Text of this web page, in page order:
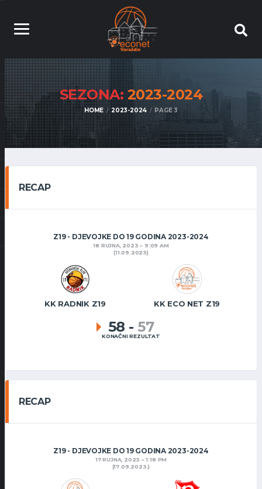
SEZONA: 2023-2024
HOME 2023-2024 PAGE 3
RECAP
Z19 - DJEVOJKE DO 19 GODINA 2023-2024
18 RUJNA, 2023
9:09 AM
(11.09.2023)
KK RADNIK Z19 KK ECO NET Z19
58 - 57
KONAČNI REZULTAT
RECAP
Z19 - DJEVOJKE DO 19 GODINA 2023-2024
17 RUJNA, 2023
1:18 PM
(17.09.2023.)